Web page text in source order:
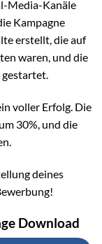
Media-Kanäle
Kampagne
erstellt, die auf
waren, und die
gestartet.
voller Erfolg. Die
30%, und die
deines
Download